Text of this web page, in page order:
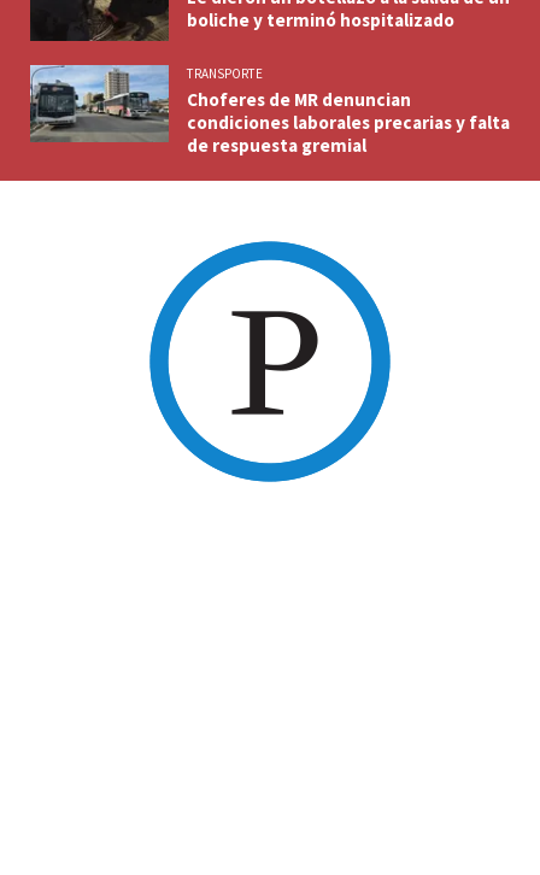
boliche y terminó hospitalizado
TRANSPORTE
Choferes de MR denuncian
condiciones laborales precarias y falta
de respuesta gremial